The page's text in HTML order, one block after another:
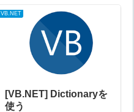
VB.NET
[VB.NET] Dictionaryを
使う